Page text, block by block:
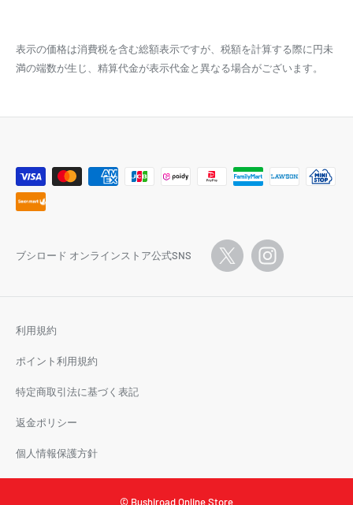
表示の価格は消費税を含む総額表示ですが、税額を計算する際に円未
満の端数が生じ、精算代金が表示代金と異なる場合がございます。
ブシロード オンラインストア公式SNS
利用規約
ポイント利用規約
特定商取引法に基づく表記
返金ポリシー
個人情報保護方針
© Bushiroad Online Store